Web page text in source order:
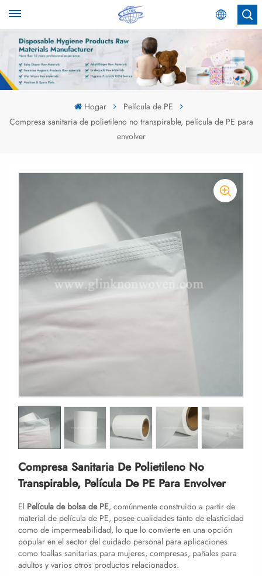
Español
English
عربي
Hogar
Película de PE
Compresa sanitaria de polietileno no transpirable, película de PE para
envolver
Compresa Sanitaria De Polietileno No
Transpirable, Película De PE Para Envolver
El Película de bolsa de PE, comúnmente construido a partir de
material de película de PE, posee cualidades tanto de elasticidad
como de impermeabilidad, lo que lo convierte en una opción
popular en el sector del cuidado personal para aplicaciones
como toallas sanitarias para mujeres, compresas, pañales para
adultos y varios otros productos relacionados.